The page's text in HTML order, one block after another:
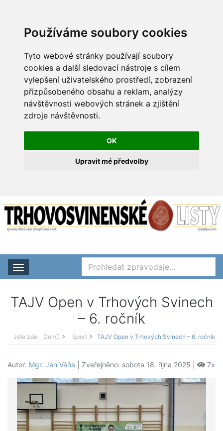
Používáme soubory cookies
Tyto webové stránky používají soubory
cookies a další sledovací nástroje s cílem
vylepšení uživatelského prostředí, zobrazení
přizpůsobeného obsahu a reklam, analýzy
návštěvnosti webových stránek a zjištění
zdroje návštěvnosti.
OK
Upravit mé předvolby
Rozbalit nabídku
TAJV Open v Trhových Svinech
– 6. ročník
Jste zde: Domů Sport TAJV Open v Trhových Svinech – 6. ročník
Autor: Mgr. Jan Váňa | Zveřejněno: sobota 18. října 2025 | 7x